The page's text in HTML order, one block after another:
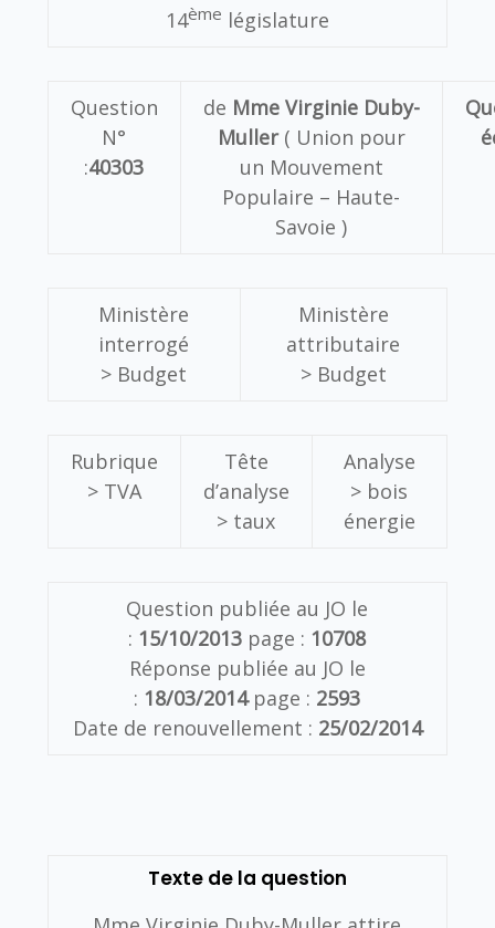
14ème législature
Question
N°
:40303
de Mme Virginie Duby-
Muller( Union pour
un Mouvement
Populaire – Haute-
Savoie )
Ministère
interrogé
> Budget
Ministère
attributaire
> Budget
Rubrique
> TVA
Tête
d’analyse
> taux
Analyse
> bois
énergie
Question publiée au JO le
: 15/10/2013 page : 10708
Réponse publiée au JO le
: 18/03/2014page : 2593
Date de renouvellement : 25/02/2014
Texte de la question